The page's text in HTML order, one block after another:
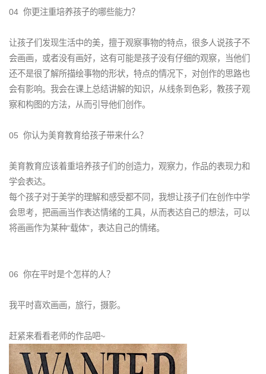
04 你更注重培养孩子的哪些能力？
让孩子们发现生活中的美，擅于观察事物的特点，很多人说孩子不
会画画，或者没有画好，这有可能是孩子没有仔细的观察，当他们
还不是很了解所描绘事物的形状，特点的情况下，对创作的思路也
会有影响。我会在课上总结讲解的知识，从线条到色彩，教孩子观
察和构图的方法，从而引导他们创作。
05 你认为美育教育给孩子带来什么？
美育教育应该着重培养孩子们的创造力，观察力，作品的表现力和
学会表达。
每个孩子对于美学的理解和感受都不同，我想让孩子们在创作中学
会思考，把画画当作表达情绪的工具，从而表达自己的想法，可以
将画画作为某种“载体”，表达自己的情绪。
06 你在平时是个怎样的人？
我平时喜欢画画，旅行，摄影。
赶紧来看看老师的作品吧~